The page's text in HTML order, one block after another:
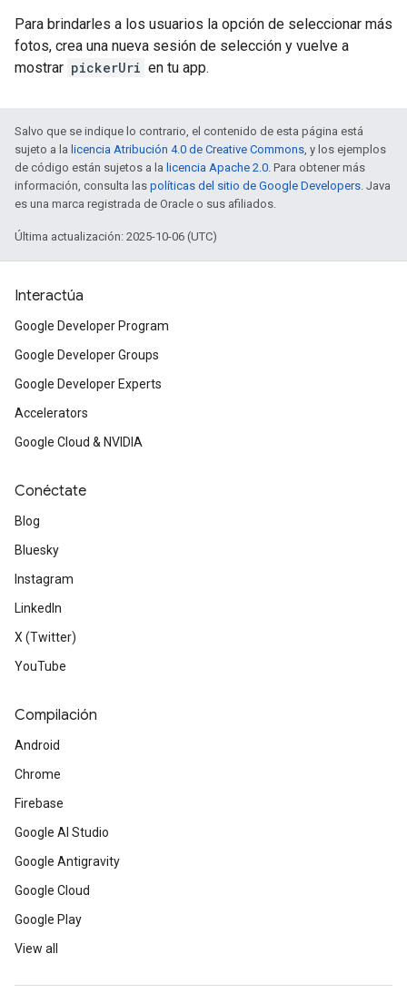
Para brindarles a los usuarios la opción de seleccionar más
fotos, crea una nueva sesión de selección y vuelve a
mostrar pickerUri en tu app.
Salvo que se indique lo contrario, el contenido de esta página está
sujeto a la licencia Atribución 4.0 de Creative Commons , y los ejemplos
de código están sujetos a la licencia Apache 2.0 . Para obtener más
información, consulta las políticas del sitio de Google Developers . Java
es una marca registrada de Oracle o sus afiliados.
Última actualización: 2025-10-06 (UTC)
Interactúa
Google Developer Program
Google Developer Groups
Google Developer Experts
Accelerators
Google Cloud & NVIDIA
Conéctate
Blog
Bluesky
Instagram
LinkedIn
X (Twitter)
YouTube
Compilación
Android
Chrome
Firebase
Google AI Studio
Google Antigravity
Google Cloud
Google Play
View all